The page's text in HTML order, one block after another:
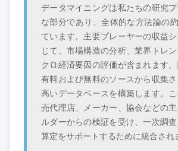
データマイニングは私たちの研究
な部分であり、全体的な方法論の
ています。主要プレーヤーの収益
じて、市場構造の分析、業界トレ
クロ経済要因の評価が含まれます
有料および無料のソースから収集
高いデータベースを構築します。
売代理店、メーカー、協会などの
ルダーからの検証を受け、一次調
算定をサポートするために統合され